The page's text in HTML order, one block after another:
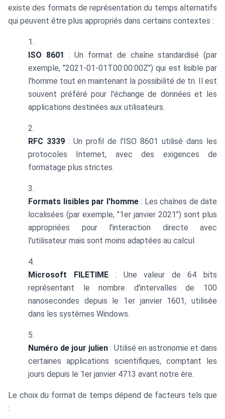
existe des formats de représentation du temps alternatifs
qui peuvent être plus appropriés dans certains contextes :
ISO 8601 : Un format de chaîne standardisé (par
exemple, "2021-01-01T00:00:00Z") qui est lisible par
l'homme tout en maintenant la possibilité de tri. Il est
souvent préféré pour l'échange de données et les
applications destinées aux utilisateurs.
RFC 3339 : Un profil de l'ISO 8601 utilisé dans les
protocoles Internet, avec des exigences de
formatage plus strictes.
Formats lisibles par l'homme: Les chaînes de date
localisées (par exemple, "1er janvier 2021") sont plus
appropriées pour l'interaction directe avec
l'utilisateur mais sont moins adaptées au calcul.
Microsoft FILETIME: Une valeur de 64 bits
représentant le nombre d'intervalles de 100
nanosecondes depuis le 1er janvier 1601, utilisée
dans les systèmes Windows.
Numéro de jour julien : Utilisé en astronomie et dans
certaines applications scientifiques, comptant les
jours depuis le 1er janvier 4713 avant notre ère.
Le choix du format de temps dépend de facteurs tels que
: